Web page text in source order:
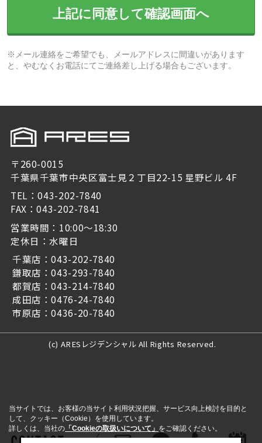
上記に同意して確認画面へ
※メール連絡をご希望でも、メールアドレスに間違いがあります
と、やむなくお電話にてご連絡差し上げる場合もございます。
〒260-0015
千葉県千葉市中央区富士見２丁目22-15 星野ビル 4F
TEL：043-202-7840
FAX：043-202-7841
営業時間：10:00～18:30
定休日：水曜日
千葉店：043-202-7840
鎌取店：043-293-7840
都賀店：043-214-7840
成田店：0476-24-7840
市原店：0436-20-7840
(c) ARESレジデンシャル All Rights Reserved.
当サイトでは、お客様の当サイト利用状況把握、サービス向上検討を目的と
して、クッキー（Cookie）を使用しています。
詳しくは、当社の 「Cookieの取扱いについて」 をご確認ください。